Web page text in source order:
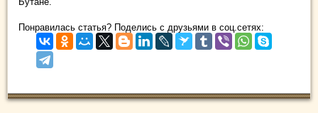
Понравилась статья? Поделись с друзьями в соц.сетях: